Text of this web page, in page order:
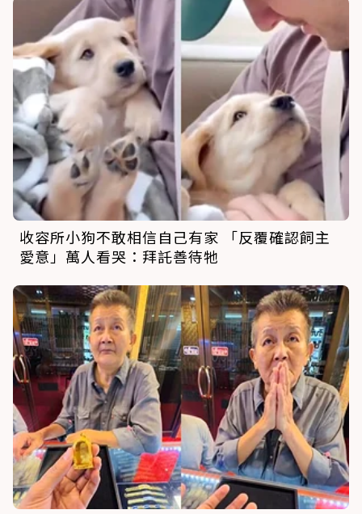
收容所小狗不敢相信自己有家 「反覆確認飼主
愛意」萬人看哭：拜託善待牠